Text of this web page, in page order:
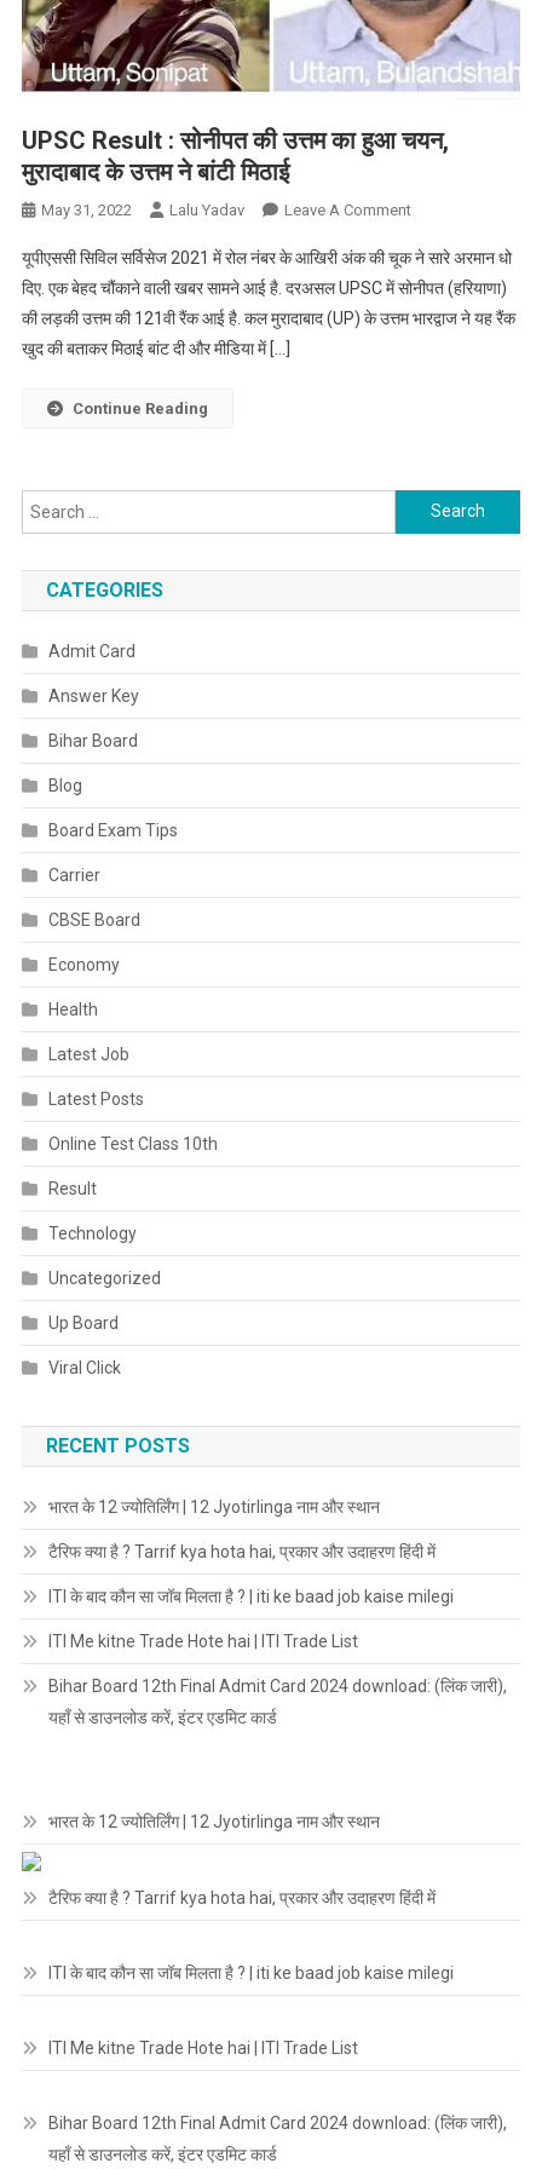
UPSC Result : सोनीपत की उत्तम का हुआ चयन,
मुरादाबाद के उत्तम ने बांटी मिठाई
May 31, 2022 Lalu Yadav Leave A CommentOn
Result
:
सोनीपत
मुरादाबाद
ने
यूपीएससी सिविल सर्विसेज 2021 में रोल नंबर के आखिरी अंक की चूक ने सारे अरमान धो
दिए. एक बेहद चौंकाने वाली खबर सामने आई है. दरअसल UPSC में सोनीपत (हरियाणा)
की लड़की उत्तम की 121वी रैंक आई है. कल मुरादाबाद (UP) के उत्तम भारद्वाज ने यह रैंक
खुद की बताकर मिठाई बांट दी और मीडिया में […]
Continue Reading
Search
for:
CATEGORIES
Admit Card
Answer Key
Bihar Board
Blog
Board Exam Tips
Carrier
CBSE Board
Economy
Health
Latest Job
Latest Posts
Online Test Class 10th
Result
Technology
Uncategorized
Up Board
Viral Click
RECENT POSTS
भारत के 12 ज्योतिर्लिंग | 12 Jyotirlinga नाम और स्थान
टैरिफ क्या है ? Tarrif kya hota hai, प्रकार और उदाहरण हिंदी में
ITI के बाद कौन सा जॉब मिलता है ? | iti ke baad job kaise milegi
ITI Me kitne Trade Hote hai | ITI Trade List
Bihar Board 12th Final Admit Card 2024 download: (लिंक जारी),
यहाँ से डाउनलोड करें, इंटर एडमिट कार्ड
भारत के 12 ज्योतिर्लिंग | 12 Jyotirlinga नाम और स्थान
टैरिफ क्या है ? Tarrif kya hota hai, प्रकार और उदाहरण हिंदी में
ITI के बाद कौन सा जॉब मिलता है ? | iti ke baad job kaise milegi
ITI Me kitne Trade Hote hai | ITI Trade List
Bihar Board 12th Final Admit Card 2024 download: (लिंक जारी),
यहाँ से डाउनलोड करें, इंटर एडमिट कार्ड